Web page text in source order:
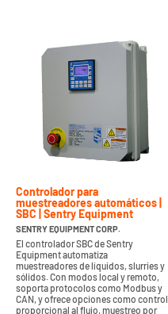
Controlador para
muestreadores automáticos |
SBC | Sentry Equipment
SENTRY EQUIPMENT CORP.
El controlador SBC de Sentry
Equipment automatiza
muestreadores de líquidos, slurries y
sólidos. Con modos local y remoto,
soporta protocolos como Modbus y
CAN, y ofrece opciones como control
proporcional al flujo, muestreo por